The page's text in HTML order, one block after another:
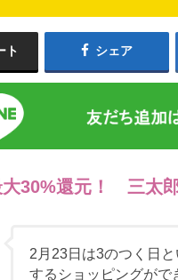
ト シェア
30%還元！ 三太
2月23日は3のつく日
するショッピングがで